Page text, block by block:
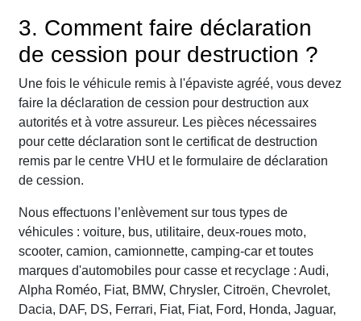
3. Comment faire déclaration
de cession pour destruction ?
Une fois le véhicule remis à l'épaviste agréé, vous devez
faire la déclaration de cession pour destruction aux
autorités et à votre assureur. Les pièces nécessaires
pour cette déclaration sont le certificat de destruction
remis par le centre VHU et le formulaire de déclaration
de cession.
Nous effectuons l’enlèvement sur tous types de
véhicules : voiture, bus, utilitaire, deux-roues moto,
scooter, camion, camionnette, camping-car et toutes
marques d'automobiles pour casse et recyclage : Audi,
Alpha Roméo, Fiat, BMW, Chrysler, Citroën, Chevrolet,
Dacia, DAF, DS, Ferrari, Fiat, Fiat, Ford, Honda, Jaguar,